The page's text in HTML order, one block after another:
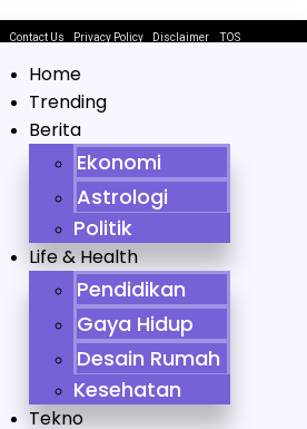
Contact Us Privacy Policy DisclaimerTOS
Home
Trending
Berita
Ekonomi
Astrologi
Politik
Life & Health
Pendidikan
Gaya Hidup
Desain Rumah
Kesehatan
Tekno